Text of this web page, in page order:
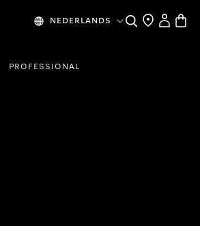
NEDERLANDS Wat zoek je?
Dealer zoeken
Mijn
PROFESSIONAL